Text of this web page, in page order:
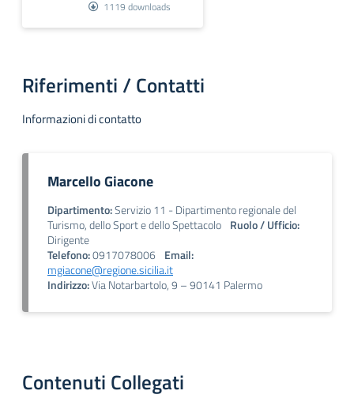
1119 downloads
Riferimenti / Contatti
Informazioni di contatto
Marcello Giacone
Dipartimento:Servizio 11 - Dipartimento regionale del
Turismo, dello Sport e dello Spettacolo Ruolo / Ufficio:
Dirigente
Telefono:0917078006 Email:
mgiacone@regione.sicilia.it
Indirizzo:Via Notarbartolo, 9 – 90141 Palermo
Contenuti Collegati